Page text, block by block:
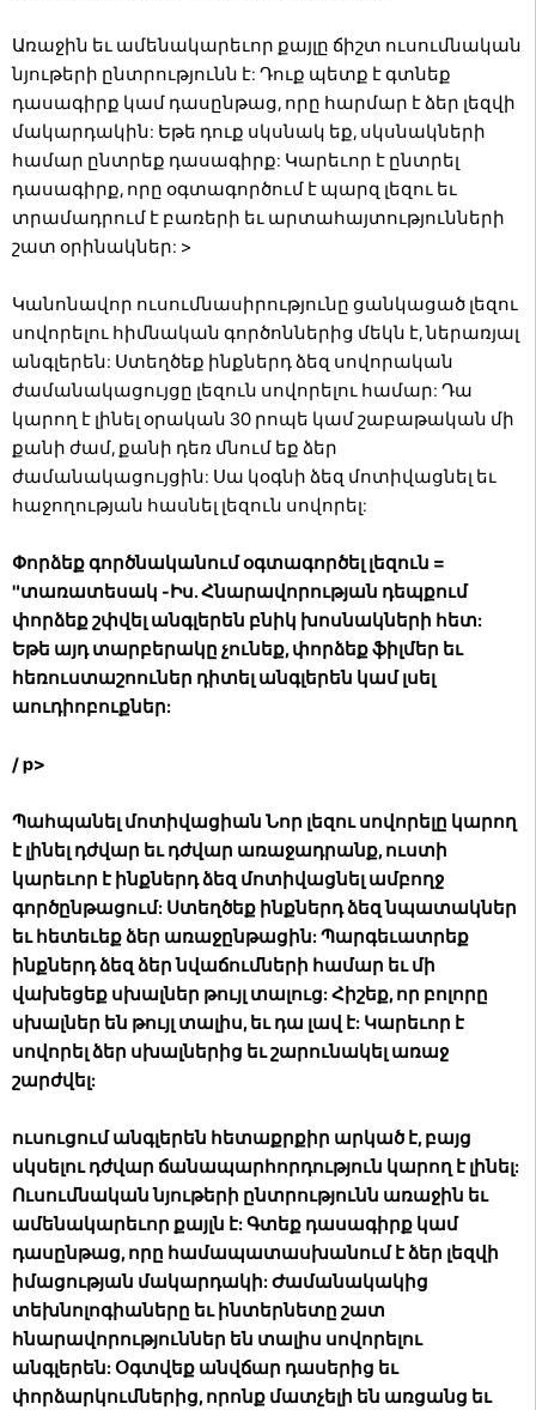
Առաջին եւ ամենակարեւոր քայլը ճիշտ ուսումնական
նյութերի ընտրությունն է: Դուք պետք է գտնեք
դասագիրք կամ դասընթաց, որը հարմար է ձեր լեզվի
մակարդակին: Եթե ​​դուք սկսնակ եք, սկսնակների
համար ընտրեք դասագիրք: Կարեւոր է ընտրել
դասագիրք, որը օգտագործում է պարզ լեզու եւ
տրամադրում է բառերի եւ արտահայտությունների
շատ օրինակներ: >
Կանոնավոր ուսումնասիրությունը ցանկացած լեզու
սովորելու հիմնական գործոններից մեկն է, ներառյալ
անգլերեն: Ստեղծեք ինքներդ ձեզ սովորական
ժամանակացույցը լեզուն սովորելու համար: Դա
կարող է լինել օրական 30 րոպե կամ շաբաթական մի
քանի ժամ, քանի դեռ մնում եք ձեր
ժամանակացույցին: Սա կօգնի ձեզ մոտիվացնել եւ
հաջողության հասնել լեզուն սովորել:
Փորձեք գործնականում օգտագործել լեզուն =
"տառատեսակ -Իս. Հնարավորության դեպքում
փորձեք շփվել անգլերեն բնիկ խոսնակների հետ:
Եթե ​​այդ տարբերակը չունեք, փորձեք ֆիլմեր եւ
հեռուստաշոուներ դիտել անգլերեն կամ լսել
աուդիոբուքներ:
/ p>
Պահպանել մոտիվացիան Նոր լեզու սովորելը կարող
է լինել դժվար եւ դժվար առաջադրանք, ուստի
կարեւոր է ինքներդ ձեզ մոտիվացնել ամբողջ
գործընթացում: Ստեղծեք ինքներդ ձեզ նպատակներ
եւ հետեւեք ձեր առաջընթացին: Պարգեւատրեք
ինքներդ ձեզ ձեր նվաճումների համար եւ մի
վախեցեք սխալներ թույլ տալուց: Հիշեք, որ բոլորը
սխալներ են թույլ տալիս, եւ դա լավ է: Կարեւոր է
սովորել ձեր սխալներից եւ շարունակել առաջ
շարժվել:
ուսուցում անգլերեն հետաքրքիր արկած է, բայց
սկսելու դժվար ճանապարհորդություն կարող է լինել:
Ուսումնական նյութերի ընտրությունն առաջին եւ
ամենակարեւոր քայլն է: Գտեք դասագիրք կամ
դասընթաց, որը համապատասխանում է ձեր լեզվի
իմացության մակարդակի: Ժամանակակից
տեխնոլոգիաները եւ ինտերնետը շատ
հնարավորություններ են տալիս սովորելու
անգլերեն: Օգտվեք անվճար դասերից եւ
փորձարկումներից, որոնք մատչելի են առցանց եւ